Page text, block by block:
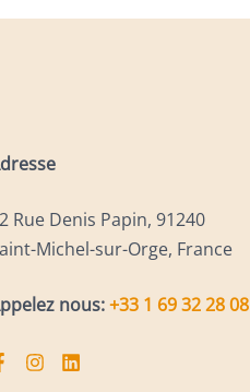
Rue Denis Papin, 91240
Michel-sur-Orge, France
nous:+33 1 69 32 28 08